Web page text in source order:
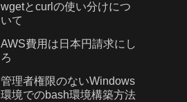
wgetとcurlの使い分けにつ
いて
AWS費用は日本円請求にし
ろ
管理者権限のないWindows
環境でのbash環境構築方法